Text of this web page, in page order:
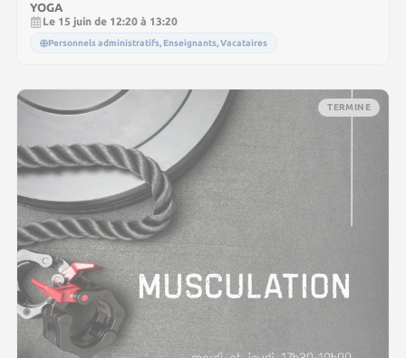
YOGA
Le 15 juin de 12:20 à 13:20
Personnels administratifs, Enseignants, Vacataires
TERMINE